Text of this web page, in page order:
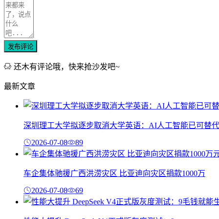
发布评论
还木有评论哦，快来抢沙发吧~
最新文章
深圳理工大学拟逐步取消大学英语：AI人工智能已可替代
2026-07-08 89
车企集体驰援广西洪涝灾区 比亚迪向灾区捐款1000万
2026-07-08 69